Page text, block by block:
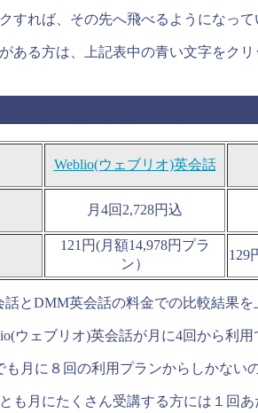
すれば、その先へ飛べるようになって
ある方は、上記表中の青い文字をク
Weblio(ウェブリオ)英会話
月4回2,728円込
121円(月額14,978円プラ
ン）
129
話とDMM英会話の料金での比較結果を
ウェブリオ)英会話が月に4回から利用
月に８回の利用プランからしかない
も月にたくさん受講する方には１回あ